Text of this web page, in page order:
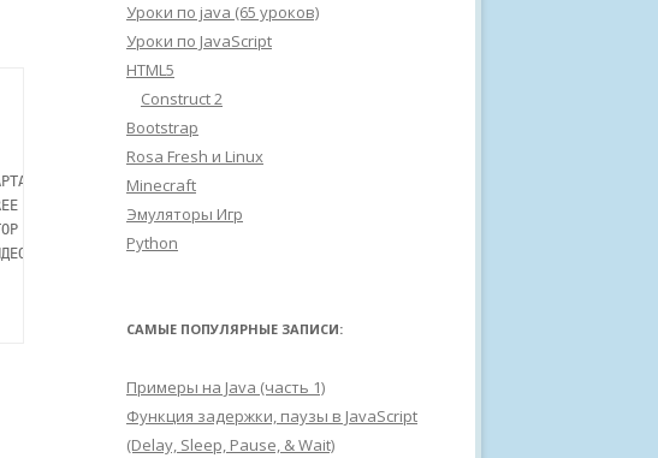
Уроки по java (65 уроков)
Уроки по JavaScript
HTML5
Construct 2
Bootstrap
Rosa Fresh и Linux
Minecraft
Эмуляторы Игр
Python
САМЫЕ ПОПУЛЯРНЫЕ ЗАПИСИ:
Примеры на Java (часть 1)
Функция задержки, паузы в JavaScript
(Delay, Sleep, Pause, & Wait)